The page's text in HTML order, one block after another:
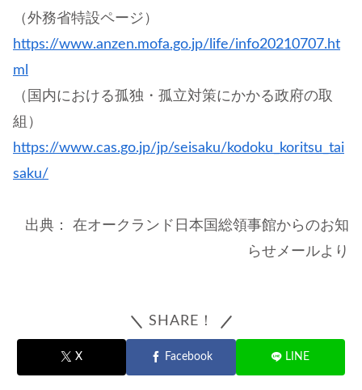
（外務省特設ページ）
https://www.anzen.mofa.go.jp/life/info20210707.ht
ml
（国内における孤独・孤立対策にかかる政府の取
組）
https://www.cas.go.jp/jp/seisaku/kodoku_koritsu_tai
saku/
出典： 在オークランド日本国総領事館からのお知
らせメールより
SHARE！
X Facebook LINE